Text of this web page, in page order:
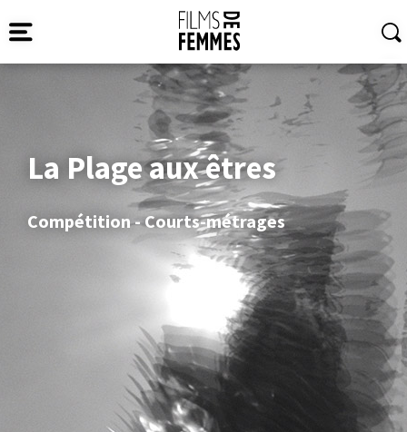
La Plage aux êtres
Compétition - Courts-métrages